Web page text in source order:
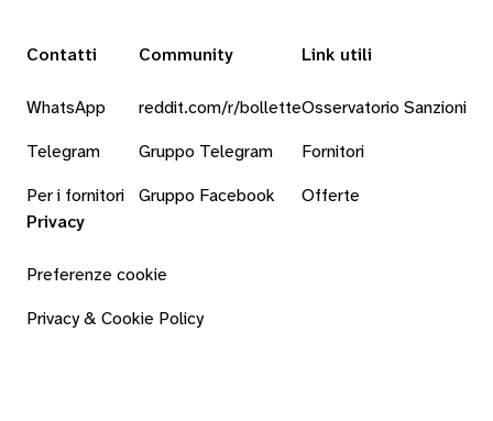
Contatti
WhatsApp
Telegram
Per i fornitori
Community
reddit.com/r/bollette
Gruppo Telegram
Gruppo Facebook
Link utili
Osservatorio Sanzioni
Fornitori
Offerte
Privacy
Preferenze cookie
Privacy & Cookie Policy